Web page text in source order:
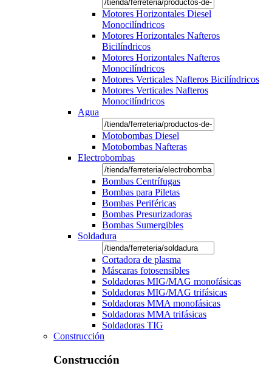
Motores Horizontales Diesel
Monocilíndricos
Motores Horizontales Nafteros
Bicilíndricos
Motores Horizontales Nafteros
Monocilíndricos
Motores Verticales Nafteros Bicilíndricos
Motores Verticales Nafteros
Monocilíndricos
Agua
Motobombas Diesel
Motobombas Nafteras
Electrobombas
Bombas Centrífugas
Bombas para Piletas
Bombas Periféricas
Bombas Presurizadoras
Bombas Sumergibles
Soldadura
Cortadora de plasma
Máscaras fotosensibles
Soldadoras MIG/MAG monofásicas
Soldadoras MIG/MAG trifásicas
Soldadoras MMA monofásicas
Soldadoras MMA trifásicas
Soldadoras TIG
Construcción
Construcción